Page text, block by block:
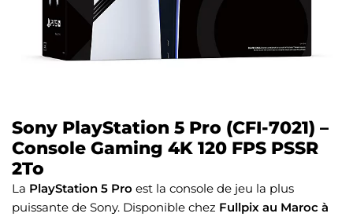
Sony PlayStation 5 Pro (CFI-7021) –
Console Gaming 4K 120 FPS PSSR
2To
La PlayStation 5 Pro est la console de jeu la plus
puissante de Sony. Disponible chez Fullpix au Maroc à